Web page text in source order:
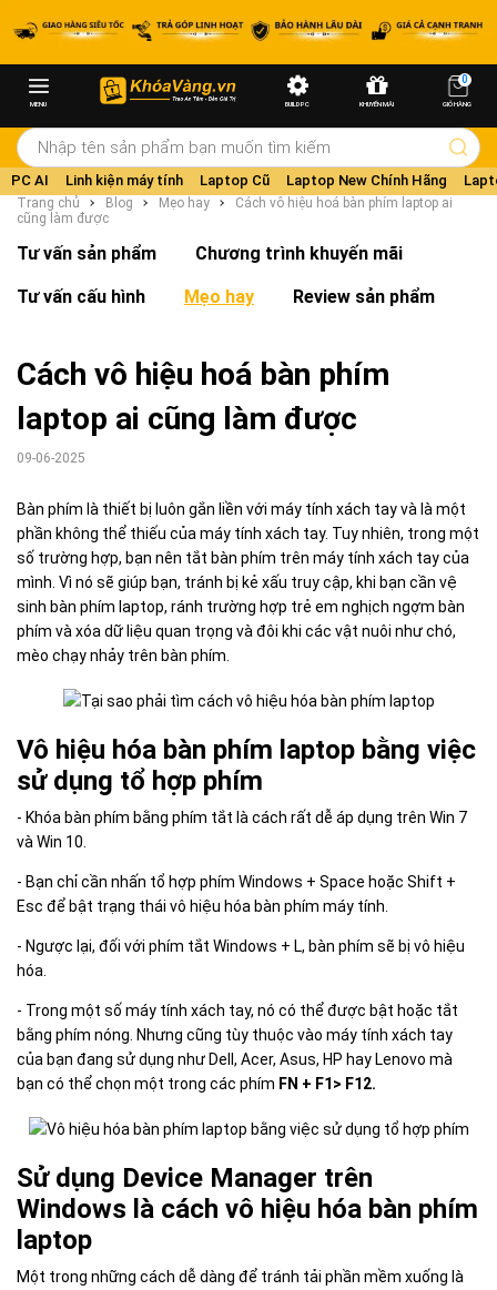
MENU BUILD PC KHUYẾN MÃI
0
GIỎ HÀNG
PC AI Linh kiện máy tính Laptop Cũ Laptop New Chính Hãng
Trang chủ Blog Mẹo hay
Cách vô hiệu hoá bàn phím laptop ai
cũng làm được
Tư vấn sản phẩm Chương trình khuyến mãi
Tư vấn cấu hình Mẹo hay Review sản phẩm
Cách vô hiệu hoá bàn phím
laptop ai cũng làm được
09-06-2025
Bàn phím là thiết bị luôn gắn liền với máy tính xách tay và là một
phần không thể thiếu của máy tính xách tay. Tuy nhiên, trong một
số trường hợp, bạn nên tắt bàn phím trên máy tính xách tay của
mình. Vì nó sẽ giúp bạn, tránh bị kẻ xấu truy cập, khi bạn cần vệ
sinh bàn phím laptop, ránh trường hợp trẻ em nghịch ngợm bàn
phím và xóa dữ liệu quan trọng và đôi khi các vật nuôi như chó,
mèo chạy nhảy trên bàn phím.
Vô hiệu hóa bàn phím laptop bằng việc
sử dụng tổ hợp phím
- Khóa bàn phím bằng phím tắt là cách rất dễ áp ​​dụng trên Win 7
và Win 10.
- Bạn chỉ cần nhấn tổ hợp phím Windows + Space hoặc Shift +
Esc để bật trạng thái vô hiệu hóa bàn phím máy tính.
- Ngược lại, đối với phím tắt Windows + L, bàn phím sẽ bị vô hiệu
hóa.
- Trong một số máy tính xách tay, nó có thể được bật hoặc tắt
bằng phím nóng. Nhưng cũng tùy thuộc vào máy tính xách tay
của bạn đang sử dụng như Dell, Acer, Asus, HP hay Lenovo mà
bạn có thể chọn một trong các phím FN + F1> F12.
Sử dụng Device Manager trên
Windows là cách vô hiệu hóa bàn phím
laptop
Một trong những cách dễ dàng để tránh tải phần mềm xuống là